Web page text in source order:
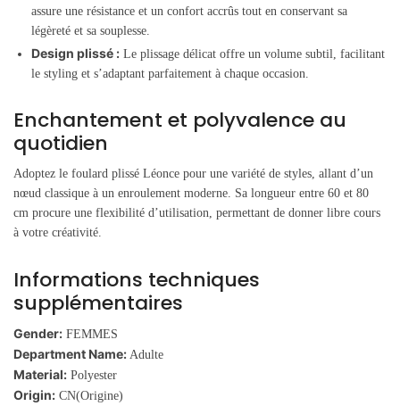
assure une résistance et un confort accrûs tout en conservant sa
légèreté et sa souplesse.
Design plissé : Le plissage délicat offre un volume subtil, facilitant
le styling et s’adaptant parfaitement à chaque occasion.
Enchantement et polyvalence au
quotidien
Adoptez le foulard plissé Léonce pour une variété de styles, allant d’un
nœud classique à un enroulement moderne. Sa longueur entre 60 et 80
cm procure une flexibilité d’utilisation, permettant de donner libre cours
à votre créativité.
Informations techniques
supplémentaires
Gender: FEMMES
Department Name: Adulte
Material: Polyester
Origin: CN(Origine)